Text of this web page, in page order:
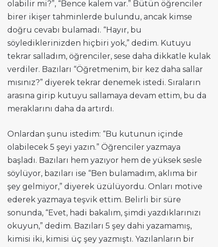
olabilir mi?”, “Bence kalem var.” Bütün öğrenciler
birer ikişer tahminlerde bulundu, ancak kimse
doğru cevabı bulamadı. “Hayır, bu
söylediklerinizden hiçbiri yok,” dedim. Kutuyu
tekrar salladım, öğrenciler, sese daha dikkatle kulak
verdiler. Bazıları “Öğretmenim, bir kez daha sallar
mısınız?” diyerek tekrar denemek istedi. Sıraların
arasına girip kutuyu sallamaya devam ettim, bu da
meraklarını daha da artırdı.
Onlardan şunu istedim: “Bu kutunun içinde
olabilecek 5 şeyi yazın.” Öğrenciler yazmaya
başladı. Bazıları hem yazıyor hem de yüksek sesle
söylüyor, bazıları ise “Ben bulamadım, aklıma bir
şey gelmiyor,” diyerek üzülüyordu. Onları motive
ederek yazmaya teşvik ettim. Belirli bir süre
sonunda, “Evet, hadi bakalım, şimdi yazdıklarınızı
okuyun,” dedim. Bazıları 5 şey dahi yazamamış,
kimisi iki, kimisi üç şey yazmıştı. Yazılanların bir